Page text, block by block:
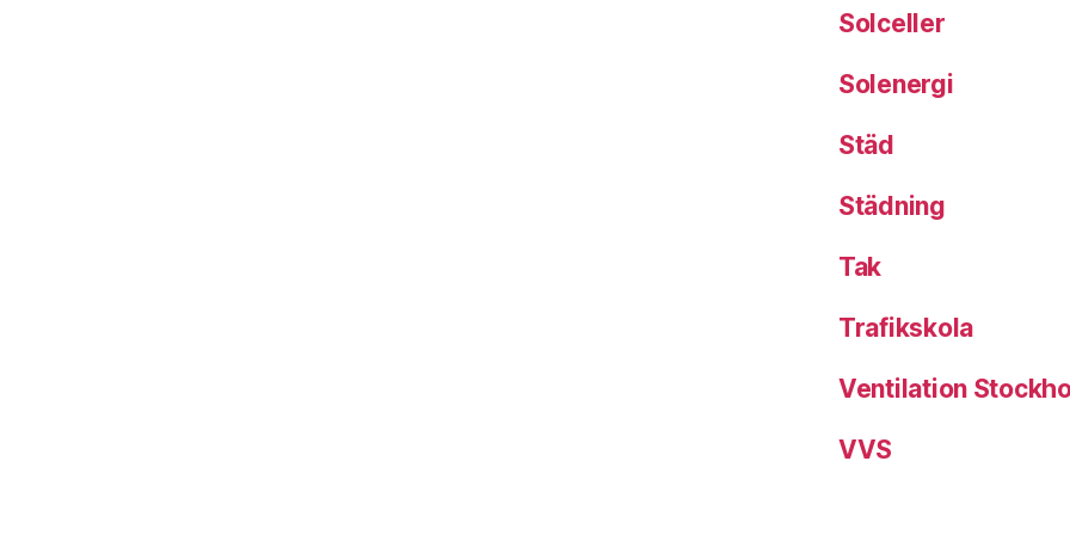
Solceller
Solenergi
Städ
Städning
Tak
Trafikskola
Ventilation
VVS